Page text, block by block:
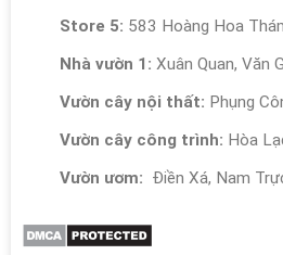
Store 5: 583 Hoàng Hoa
Nhà vườn 1: Xuân Quan, Văn
Vườn cây nội thất: Phụng
Vườn cây công trình: Hòa
Vườn ươm: Điền Xá, Nam